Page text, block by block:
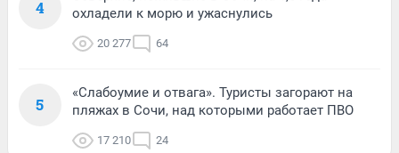
4
охладели к морю и ужаснулись
20 277 64
5
«Слабоумие и отвага». Туристы загорают на
пляжах в Сочи, над которыми работает ПВО
17 210 24